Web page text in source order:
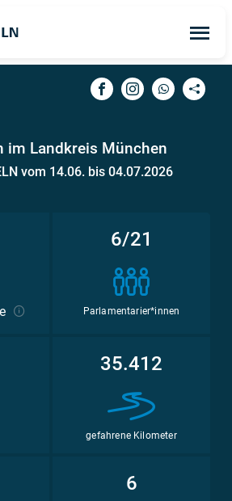
im Landkreis München
vom 14.06. bis 04.07.2026
6/21
Parlamentarier*innen
35.412
gefahrene Kilometer
6